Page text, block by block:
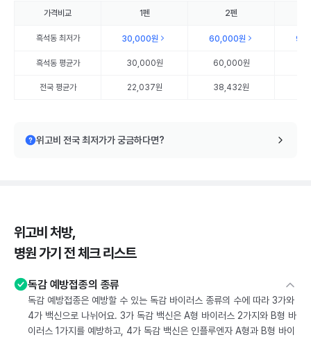
가격비교 1펜 2펜
흑석동최저가 30,000원 60,000원
흑석동평균가 30,000원 60,000원
전국 평균가 22,037원 38,432원
위고비 전국 최저가가 궁금하다면?
위고비 처방,
병원 가기 전 체크 리스트
독감 예방접종의 종류
독감 예방접종은 예방할 수 있는 독감 바이러스 종류의 수에 따라 3가와
4가 백신으로 나뉘어요. 3가 독감 백신은 A형 바이러스 2가지와 B형 바
이러스 1가지를 예방하고, 4가 독감 백신은 인플루엔자 A형과 B형 바이